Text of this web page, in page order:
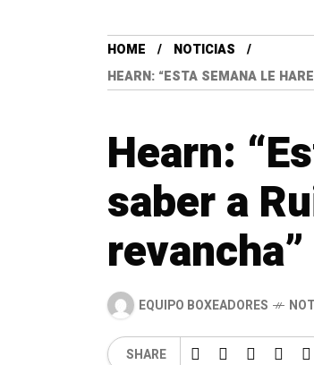
HOME
NOTICIAS
HEARN: “ESTA SEMANA LE
Hearn:
saber a
revancha”
EQUIPO BOXEADORES
SHARE